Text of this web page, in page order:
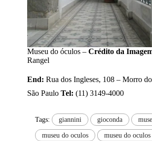
Museu do óculos – Crédito da
Rangel
End: Rua dos Ingleses, 108 – Morro
São Paulo Tel: (11) 3149-4000
Tags: giannini gioconda
museu do oculos museu do